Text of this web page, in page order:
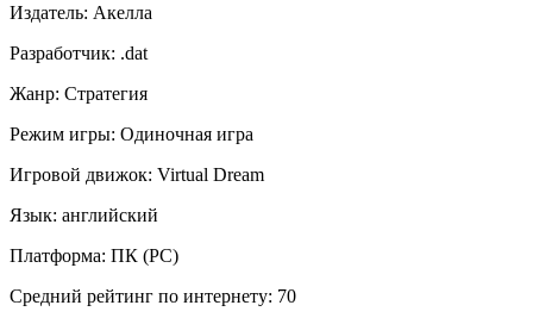
Издатель: Акелла
Разработчик: .dat
Жанр: Стратегия
Режим игры: Одиночная игра
Игровой движок: Virtual Dream
Язык: английский
Платформа: ПК (PC)
Средний рейтинг по интернету: 70